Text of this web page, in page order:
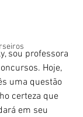
sou professora
Hoje,
uma questão
certeza que
em seu